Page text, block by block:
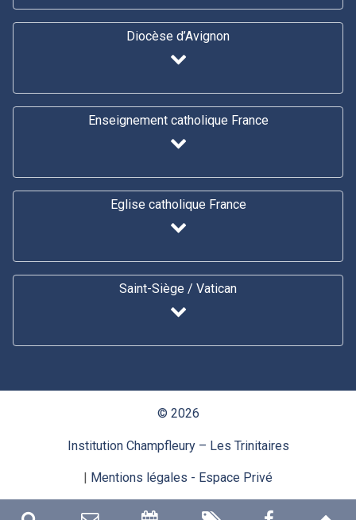
Diocèse d’Avignon
Enseignement catholique France
Eglise catholique France
Saint-Siège / Vatican
© 2026
Institution Champfleury – Les Trinitaires
| Mentions légales - Espace Privé